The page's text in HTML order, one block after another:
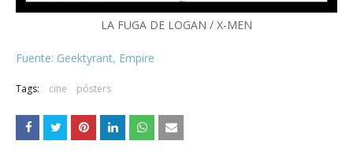
LA FUGA DE LOGAN / X-MEN
Fuente: Geektyrant, Empire
Tags: cine pósters